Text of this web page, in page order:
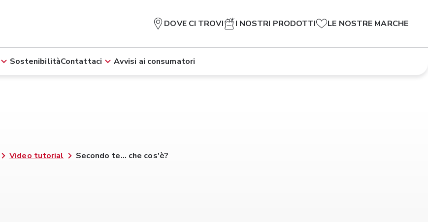
DOVE CI TROVI I NOSTRI PRODOTTI LE NOSTRE MARCHE
SostenibilitàContattaci Avvisi ai consumatori
Video tutorial Secondo te... che cos'è?